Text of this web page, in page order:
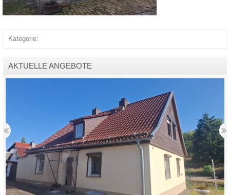
Kategorie:
AKTUELLE ANGEBOTE